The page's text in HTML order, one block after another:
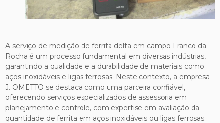
A serviço de medição de ferrita delta em campo Franco da
Rocha é um processo fundamental em diversas indústrias,
garantindo a qualidade e a durabilidade de materiais como
aços inoxidáveis e ligas ferrosas. Neste contexto, a empresa
J. OMETTO se destaca como uma parceira confiável,
oferecendo serviços especializados de assessoria em
planejamento e controle, com expertise em avaliação da
quantidade de ferrita em aços inoxidáveis ou ligas ferrosas.